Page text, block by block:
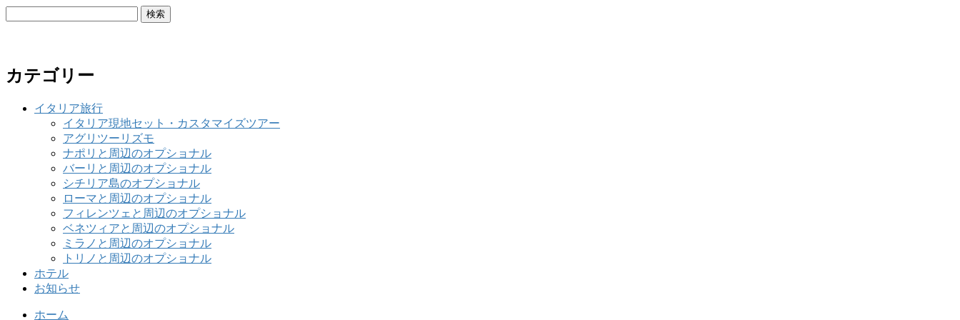
カテゴリー
イタリア旅行
イタリア現地セット・カスタマイズツアー
アグリツーリズモ
ナポリと周辺のオプショナル
バーリと周辺のオプショナル
シチリア島のオプショナル
ローマと周辺のオプショナル
フィレンツェと周辺のオプショナル
ベネツィアと周辺のオプショナル
ミラノと周辺のオプショナル
トリノと周辺のオプショナル
ホテル
お知らせ
ホーム